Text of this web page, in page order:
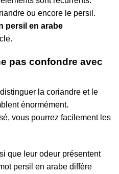
ou encore le persil.
persil en arabe
pas confondre avec
la coriandre et le
énormément.
vous pourrez facilement les
que leur odeur présentent
persil en arabe diffère